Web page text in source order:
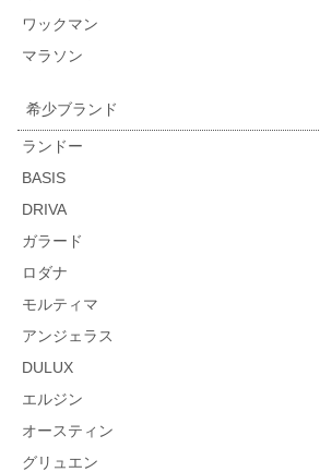
ワックマン
マラソン
希少ブランド
ランドー
BASIS
DRIVA
ガラード
ロダナ
モルティマ
アンジェラス
DULUX
エルジン
オースティン
グリュエン